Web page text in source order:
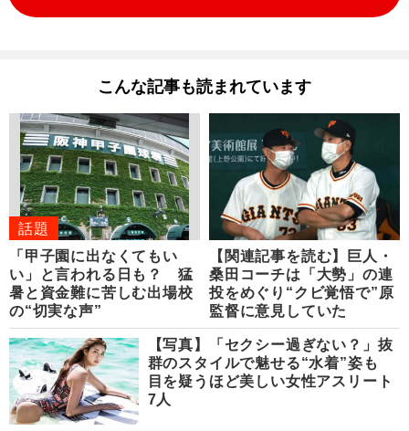
こんな記事も読まれています
話題
「甲子園に出なくてもい
い」と言われる日も？ 猛
暑と資金難に苦しむ出場校
の“切実な声”
【関連記事を読む】巨人・
桑田コーチは「大勢」の連
投をめぐり“クビ覚悟で”原
監督に意見していた
【写真】「セクシー過ぎない？」抜
群のスタイルで魅せる“水着”姿も
目を疑うほど美しい女性アスリート
7人